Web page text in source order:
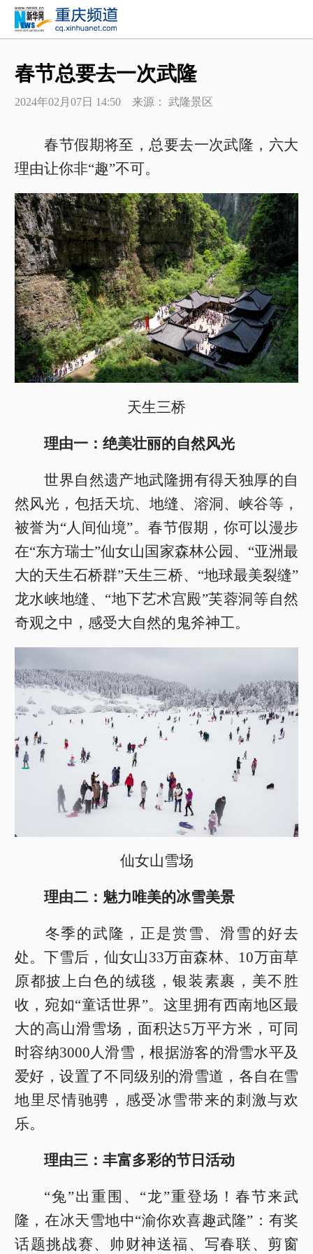
春节总要去一次武隆
2024年02月07日 14:50 来源： 武隆景区
春节假期将至，总要去一次武隆，六大
理由让你非“趣”不可。
天生三桥
理由一：绝美壮丽的自然风光
世界自然遗产地武隆拥有得天独厚的自
然风光，包括天坑、地缝、溶洞、峡谷等，
被誉为“人间仙境”。春节假期，你可以漫步
在“东方瑞士”仙女山国家森林公园、“亚洲最
大的天生石桥群”天生三桥、“地球最美裂缝”
龙水峡地缝、“地下艺术宫殿”芙蓉洞等自然
奇观之中，感受大自然的鬼斧神工。
仙女山雪场
理由二：魅力唯美的冰雪美景
冬季的武隆，正是赏雪、滑雪的好去
处。下雪后，仙女山33万亩森林、10万亩草
原都披上白色的绒毯，银装素裹，美不胜
收，宛如“童话世界”。这里拥有西南地区最
大的高山滑雪场，面积达5万平方米，可同
时容纳3000人滑雪，根据游客的滑雪水平及
爱好，设置了不同级别的滑雪道，各自在雪
地里尽情驰骋，感受冰雪带来的刺激与欢
乐。
理由三：丰富多彩的节日活动
“兔”出重围、“龙”重登场！春节来武
隆，在冰天雪地中“渝你欢喜趣武隆”：有奖
话题挑战赛、帅财神送福、写春联、剪窗